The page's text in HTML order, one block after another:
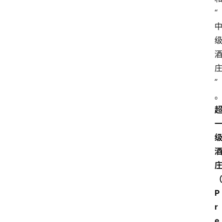
“
中
级
酒
庄
”
。
超
一
级
酒
庄
（
P
r